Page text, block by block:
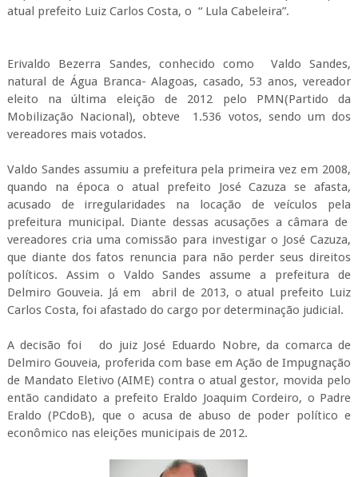
atual prefeito Luiz Carlos Costa, o “ Lula Cabeleira”.
Erivaldo Bezerra Sandes, conhecido como Valdo Sandes,
natural de Água Branca- Alagoas, casado, 53 anos, vereador
eleito na última eleição de 2012 pelo PMN(Partido da
Mobilização Nacional), obteve 1.536 votos, sendo um dos
vereadores mais votados.
Valdo Sandes assumiu a prefeitura pela primeira vez em 2008,
quando na época o atual prefeito José Cazuza se afasta,
acusado de irregularidades na locação de veículos pela
prefeitura municipal. Diante dessas acusações a câmara de
vereadores cria uma comissão para investigar o José Cazuza,
que diante dos fatos renuncia para não perder seus direitos
políticos. Assim o Valdo Sandes assume a prefeitura de
Delmiro Gouveia. Já em abril de 2013, o atual prefeito Luiz
Carlos Costa, foi afastado do cargo por determinação judicial.
A decisão foi do juiz José Eduardo Nobre, da comarca de
Delmiro Gouveia, proferida com base em Ação de Impugnação
de Mandato Eletivo (AIME) contra o atual gestor, movida pelo
então candidato a prefeito Eraldo Joaquim Cordeiro, o Padre
Eraldo (PCdoB), que o acusa de abuso de poder político e
econômico nas eleições municipais de 2012.